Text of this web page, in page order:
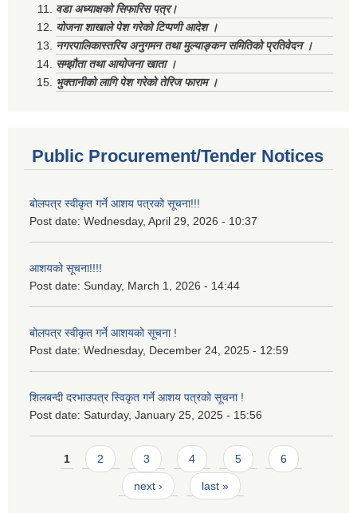
वडा अध्याक्षको सिफारिस पत्र।
योजना शाखाले पेश गरेको टिप्पणी आदेश ।
नगरपालिकास्तरिय अनुगमन तथा मुल्याङ्कन समितिको प्रतिवेदन ।
सम्झौता तथा आयोजना खाता ।
भुक्तानीको लागि पेश गरेको तेरिज फाराम ।
Public Procurement/Tender Notices
बोलपत्र स्वीकृत गर्ने आशय पत्रको सूचना!!!
Post date: Wednesday, April 29, 2026 - 10:37
आशयको सूचना!!!!
Post date: Sunday, March 1, 2026 - 14:44
बोलपत्र स्वीकृत गर्ने आशयको सूचना !
Post date: Wednesday, December 24, 2025 - 12:59
शिलबन्दी दरभाउपत्र स्विकृत गर्ने आशय पत्रको सूचना !
Post date: Saturday, January 25, 2025 - 15:56
Pages
1 2 3 4 5 6
next › last »